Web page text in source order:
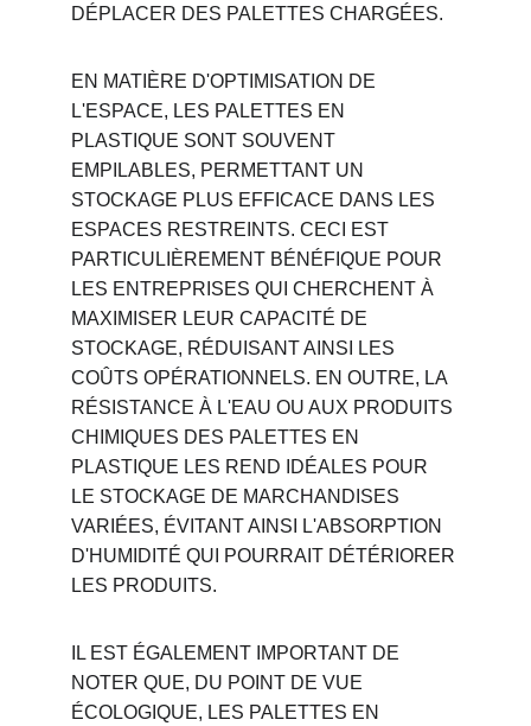
DÉPLACER DES PALETTES CHARGÉES.
EN MATIÈRE D'OPTIMISATION DE
L'ESPACE, LES PALETTES EN
PLASTIQUE SONT SOUVENT
EMPILABLES, PERMETTANT UN
STOCKAGE PLUS EFFICACE DANS LES
ESPACES RESTREINTS. CECI EST
PARTICULIÈREMENT BÉNÉFIQUE POUR
LES ENTREPRISES QUI CHERCHENT À
MAXIMISER LEUR CAPACITÉ DE
STOCKAGE, RÉDUISANT AINSI LES
COÛTS OPÉRATIONNELS. EN OUTRE, LA
RÉSISTANCE À L'EAU OU AUX PRODUITS
CHIMIQUES DES PALETTES EN
PLASTIQUE LES REND IDÉALES POUR
LE STOCKAGE DE MARCHANDISES
VARIÉES, ÉVITANT AINSI L'ABSORPTION
D'HUMIDITÉ QUI POURRAIT DÉTÉRIORER
LES PRODUITS.
IL EST ÉGALEMENT IMPORTANT DE
NOTER QUE, DU POINT DE VUE
ÉCOLOGIQUE, LES PALETTES EN